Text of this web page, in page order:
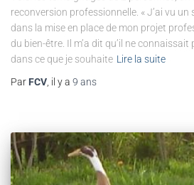
reconversion professionnelle. « J’ai vu un
dans la mise en place de mon projet
du bien-être. Il m’a dit qu’il ne
dans ce que je souhaite Lire la suite
Par FCV , il y a 9 ans